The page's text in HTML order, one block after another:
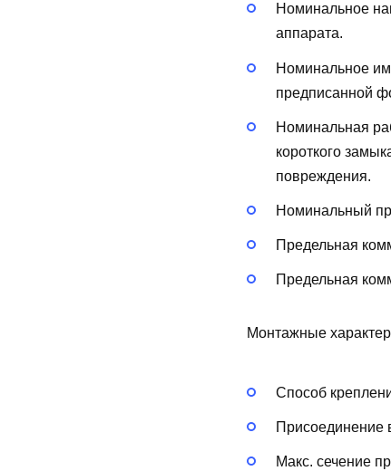
Номинальное
аппарата.
Номинальное
предписанной
Номинальная
короткого
повреждения.
Номинальный
Предельная
Предельная
Монтажные
Способ
Присоединение
Макс. сечение